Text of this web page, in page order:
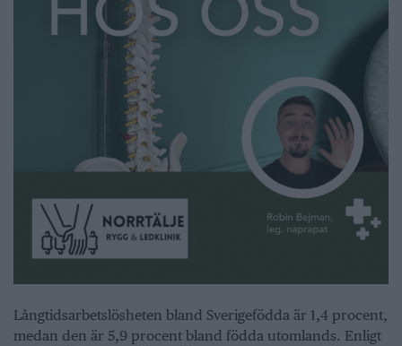
Långtidsarbetslösheten bland Sverigefödda är 1,4 procent,
medan den är 5,9 procent bland födda utomlands. Enligt